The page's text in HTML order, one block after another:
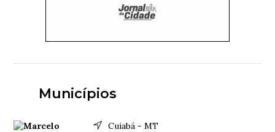
Municípios
Cuiabá - MT